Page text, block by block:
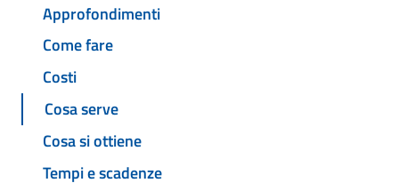
Approfondimenti
Come fare
Costi
Cosa serve
Cosa si ottiene
Tempi e scadenze